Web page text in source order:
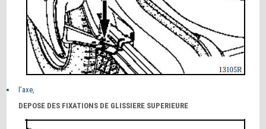
l’axe,
DEPOSE DES FIXATIONS DE GLISSIERE SUPERIEURE